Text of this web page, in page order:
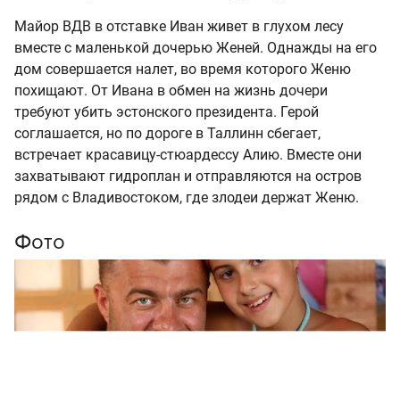
Майор ВДВ в отставке Иван живет в глухом лесу
вместе с маленькой дочерью Женей. Однажды на его
дом совершается налет, во время которого Женю
похищают. От Ивана в обмен на жизнь дочери
требуют убить эстонского президента. Герой
соглашается, но по дороге в Таллинн сбегает,
встречает красавицу-стюардессу Алию. Вместе они
захватывают гидроплан и отправляются на остров
рядом с Владивостоком, где злодеи держат Женю.
Фото